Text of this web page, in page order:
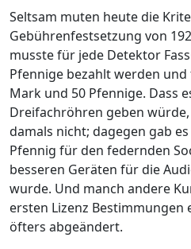
Seltsam muten heute die
Gebührenfestsetzung von
musste für jede Detektor­
Pfennige bezahlt werden
Mark und 50 Pfennige. Dass
Dreifachröhren geben
damals nicht; dagegen gab
Pfennig für den federnden
besseren Geräten für die
wurde. Und manch andere
ersten Lizenz ­Bestimmungen
öfters abgeändert.